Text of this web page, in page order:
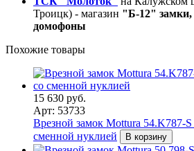
Троицк) - магазин "Б-12" замки,
домофоны
Похожие товары
15 630 руб.
Арт: 53733
Врезной замок Mottura 54.K787-
сменной нуклией
В корзину